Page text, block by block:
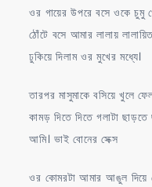
ওর গায়ের উপরে বসে ওকে চুমু
ঠোঁটে বসে আমার লালায়
ঢুকিয়ে দিলাম ওর মুখের মধ্যে।
তারপর মাসুমাকে বসিয়ে খুলে
কামড় দিতে দিতে গলাটা
আমি। ভাই বোনের সেক্স
ওর কোমরটা আমার আঙুল দিয়ে